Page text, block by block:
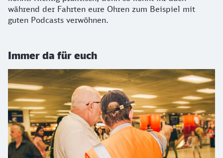
während der Fahrten eure Ohren zum Beispiel mit
guten Podcasts verwöhnen.
Immer da für euch